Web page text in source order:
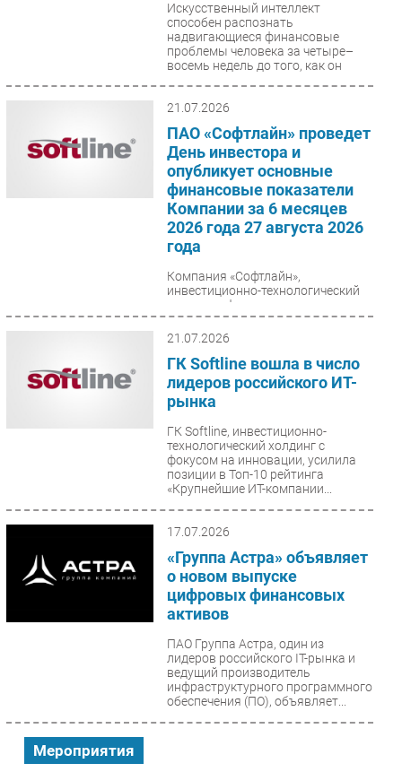
Искусственный интеллект
способен распознать
надвигающиеся финансовые
проблемы человека за четыре–
восемь недель до того, как он
21.07.2026
ПАО «Софтлайн» проведет
День инвестора и
опубликует основные
финансовые показатели
Компании за 6 месяцев
2026 года 27 августа 2026
года
Компания «Софтлайн»,
инвестиционно-технологический
холдинг с фокусом на инновации,
объявляет дату проведения Дня
инвестора ПАО «Софтлайн»...
21.07.2026
ГК Softline вошла в число
лидеров российского ИТ-
рынка
ГК Softline, инвестиционно-
технологический холдинг с
фокусом на инновации, усилила
позиции в Топ-10 рейтинга
«Крупнейшие ИТ-компании...
17.07.2026
«Группа Астра» объявляет
о новом выпуске
цифровых финансовых
активов
ПАО Группа Астра, один из
лидеров российского IT-рынка и
ведущий производитель
инфраструктурного программного
обеспечения (ПО), объявляет...
Мероприятия